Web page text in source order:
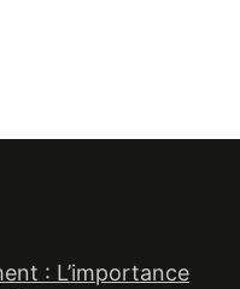
: L’importance